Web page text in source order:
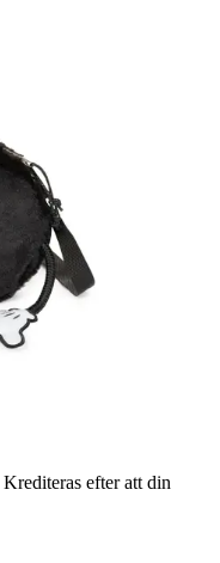
Krediteras efter att din